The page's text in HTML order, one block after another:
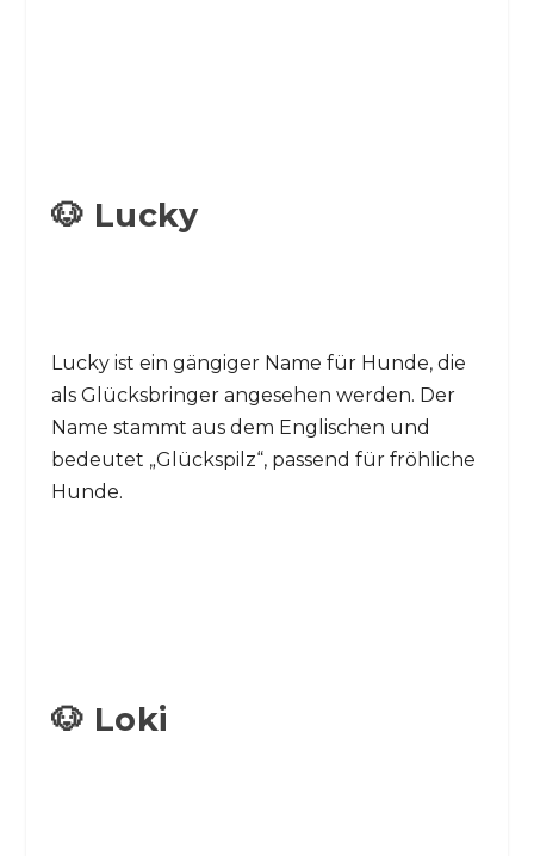
🐶 Lucky
Lucky ist ein gängiger Name für Hunde, die
als Glücksbringer angesehen werden. Der
Name stammt aus dem Englischen und
bedeutet „Glückspilz“, passend für fröhliche
Hunde.
🐶 Loki